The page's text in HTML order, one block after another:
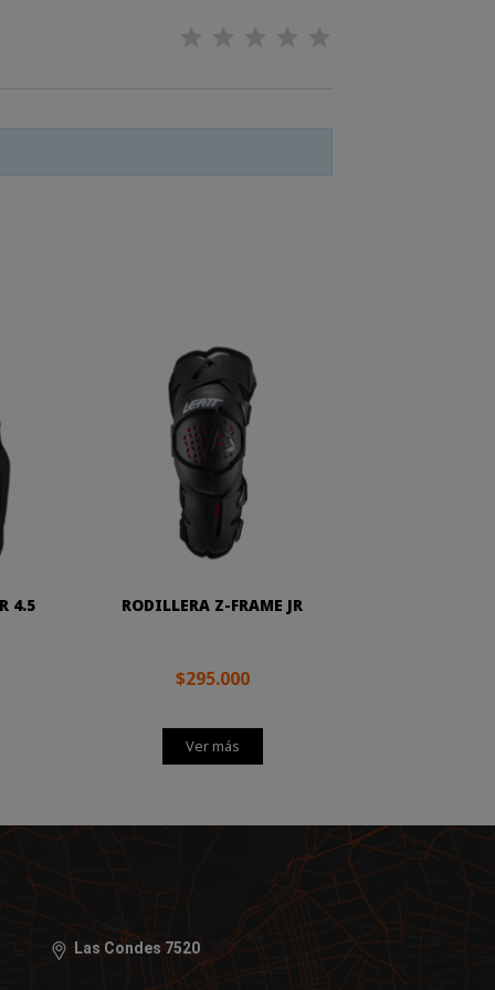
4.5 RODILLERA Z-FRAME JR
$295.000
Ver más
Las Condes 7520